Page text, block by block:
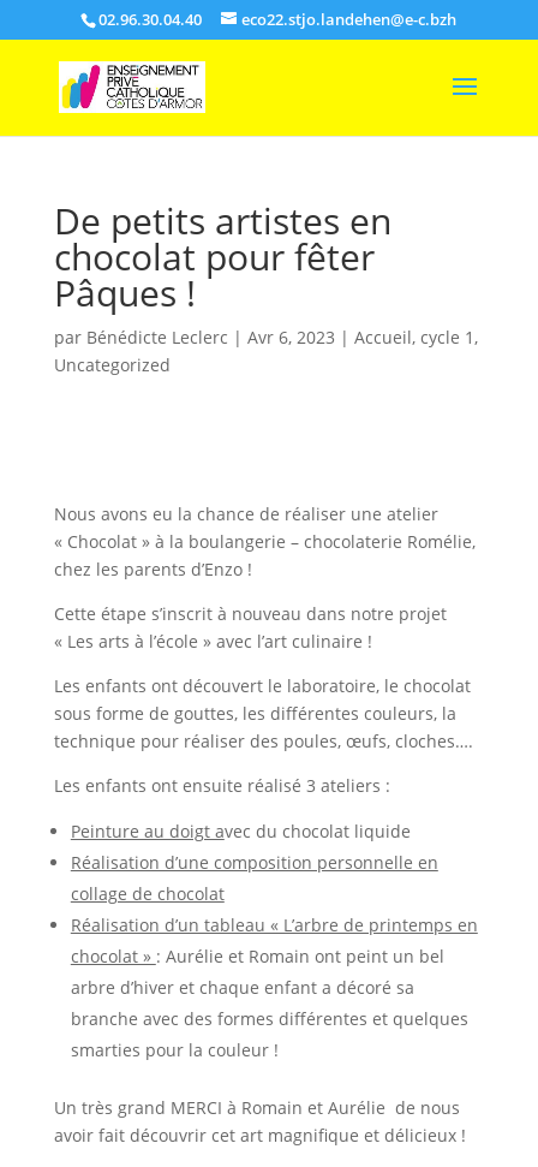
02.96.30.04.40 eco22.stjo.landehen@e-c.bzh
De petits artistes en
chocolat pour fêter
Pâques !
par Bénédicte Leclerc | Avr 6, 2023 | Accueil, cycle 1,
Uncategorized
Nous avons eu la chance de réaliser une atelier
« Chocolat » à la boulangerie – chocolaterie Romélie,
chez les parents d’Enzo !
Cette étape s’inscrit à nouveau dans notre projet
« Les arts à l’école » avec l’art culinaire !
Les enfants ont découvert le laboratoire, le chocolat
sous forme de gouttes, les différentes couleurs, la
technique pour réaliser des poules, œufs, cloches….
Les enfants ont ensuite réalisé 3 ateliers :
Peinture au doigt avec du chocolat liquide
Réalisation d’une composition personnelle en
collage de chocolat
Réalisation d’un tableau « L’arbre de printemps en
chocolat » : Aurélie et Romain ont peint un bel
arbre d’hiver et chaque enfant a décoré sa
branche avec des formes différentes et quelques
smarties pour la couleur !
Un très grand MERCI à Romain et Aurélie de nous
avoir fait découvrir cet art magnifique et délicieux !